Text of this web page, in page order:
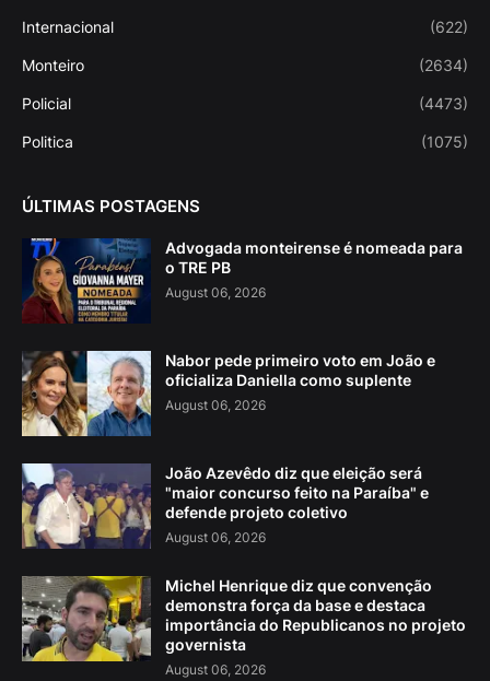
Internacional (622)
Monteiro (2634)
Policial (4473)
Politica (1075)
ÚLTIMAS POSTAGENS
Advogada monteirense é nomeada para
o TRE PB
August 06, 2026
Nabor pede primeiro voto em João e
oficializa Daniella como suplente
August 06, 2026
João Azevêdo diz que eleição será
"maior concurso feito na Paraíba" e
defende projeto coletivo
August 06, 2026
Michel Henrique diz que convenção
demonstra força da base e destaca
importância do Republicanos no projeto
governista
August 06, 2026